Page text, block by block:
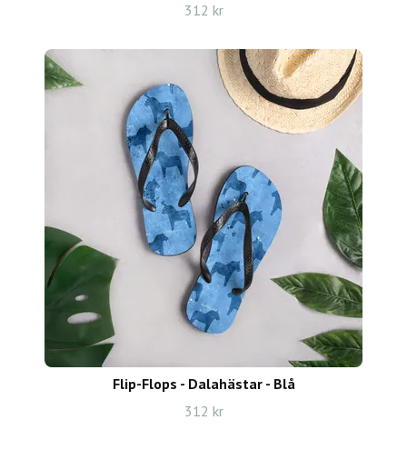
312 kr
Flip-Flops - Dalahästar - Blå
312 kr